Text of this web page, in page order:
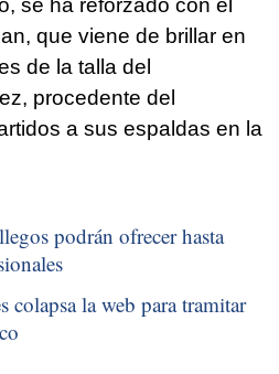
se ha reforzado con el
que viene de brillar en
de la talla del
procedente del
a sus espaldas en la
podrán ofrecer hasta
la web para tramitar